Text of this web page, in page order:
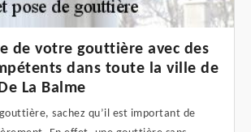
de votre gouttière avec des
dans toute la ville de
La Balme
sachez qu’il est important de